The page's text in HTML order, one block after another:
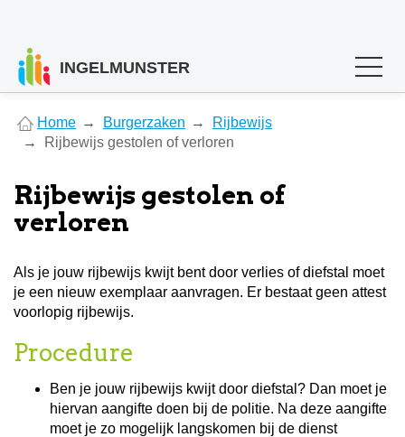
INGELMUNSTER
are
here
Home Burgerzaken
Rijbewijs
Rijbewijs gestolen of verloren
Rijbewijs gestolen of
verloren
Als je jouw rijbewijs kwijt bent door verlies of diefstal moet
je een nieuw exemplaar aanvragen. Er bestaat geen attest
voorlopig rijbewijs.
Procedure
Ben je jouw rijbewijs kwijt door diefstal? Dan moet je
hiervan aangifte doen bij de politie. Na deze aangifte
moet je zo mogelijk langskomen bij de dienst